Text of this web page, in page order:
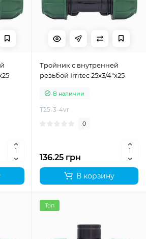
Тройник с внутренней
резьбой Irritec 25х3/4"х25
В наличии
T25-3-4vr
0
136.25 грн
В корзину
Топ